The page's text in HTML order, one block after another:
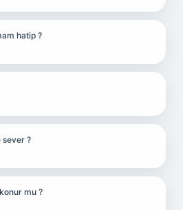
hatip ?
sever ?
mu ?